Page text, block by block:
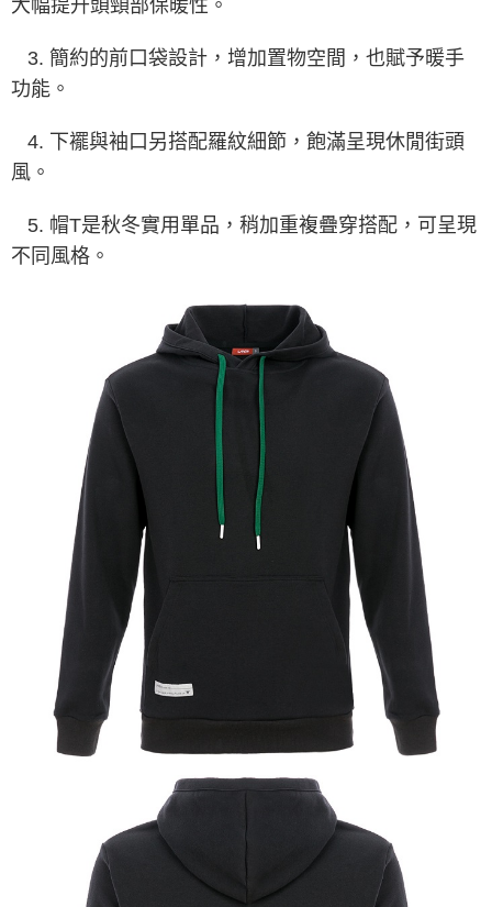
大幅提升頭頸部保暖性。
3. 簡約的前口袋設計，增加置物空間，也賦予暖手
功能。
4. 下襬與袖口另搭配羅紋細節，飽滿呈現休閒街頭
風。
5. 帽T是秋冬實用單品，稍加重複疊穿搭配，可呈現
不同風格。